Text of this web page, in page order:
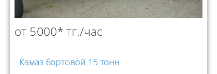
от 5000* тг./час
Камаз бортовой 15 тонн